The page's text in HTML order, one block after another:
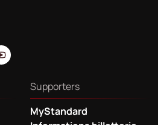
Supporters
MyStandard